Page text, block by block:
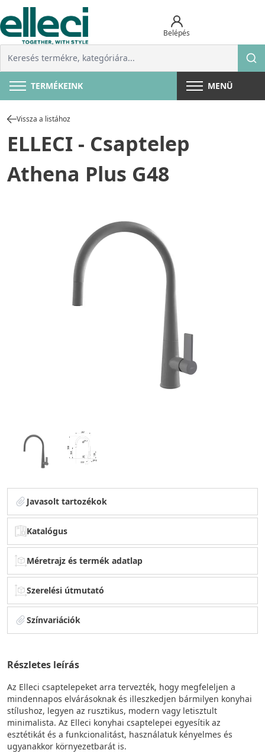
Belépés
TERMÉKEINK MENÜ
Vissza a listához
ELLECI - Csaptelep
Athena Plus G48
Javasolt tartozékok
Katalógus
Méretrajz és termék adatlap
Szerelési útmutató
Színvariációk
Részletes leírás
Az Elleci csaptelepeket arra tervezték, hogy megfeleljen a
mindennapos elvárásoknak és illeszkedjen bármilyen konyhai
stílushoz, legyen az rusztikus, modern vagy letisztult
minimalista. Az Elleci konyhai csaptelepei egyesítik az
esztétikát és a funkcionalitást, használatuk kényelmes és
ugyanakkor környezetbarát is.